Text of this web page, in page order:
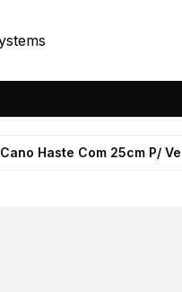
Cano Haste Com 25cm P/